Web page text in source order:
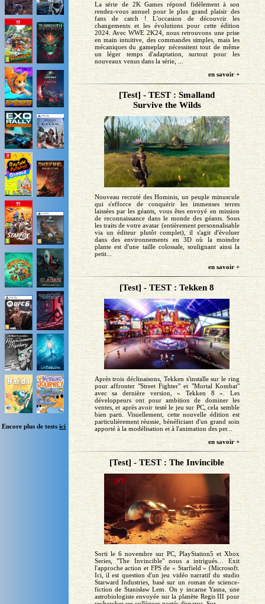
Encore plus de testsici
La série de 2K Games répond fidèlement à son
rendez-vous annuel pour le plus grand plaisir des
fans de catch ! L'occasion de découvrir les
changements et les évolutions pour cette édition
2024. Avec WWE 2K24, nous retrouvons une prise
en main intuitive, des commandes simples, mais les
mécaniques du gameplay nécessitent tout de même
un léger temps d'adaptation, surtout pour les
nouveaux venus dans la série, ...
en savoir +
[Test] - TEST : Smalland
Survive the Wilds
Nouveau recruté des Hominis, un peuple minuscule
qui s'efforce de conquérir les immenses terres
laissées par les géants, vous êtes envoyé en mission
de reconnaissance dans le monde des géants. Sous
les traits de votre avatar (entièrement personnalisable
via un éditeur plutôt complet), il s'agit d'évoluer
dans des environnements en 3D où la moindre
plante est d'une taille colossale, soulignant ainsi la
petit...
en savoir +
[Test] - TEST : Tekken 8
Après trois déclinaisons, Tekken s'installe sur le ring
pour affronter "Street Fighter" et "Mortal Kombat"
avec sa dernière version, « Tekken 8 ». Les
développeurs ont pour ambition de dominer les
ventes, et après avoir testé le jeu sur PC, cela semble
bien parti. Visuellement, cette nouvelle édition est
particulièrement réussie, bénéficiant d'un grand soin
apporté à la modélisation et à l'animation des per...
en savoir +
[Test] - TEST : The Invincible
Sorti le 6 novembre sur PC, PlayStation5 et Xbox
Series, "The Invincible" nous a intrigués… Exit
l'approche action et FPS de « Starfield » (Microsoft.
Ici, il est question d'un jeu vidéo narratif du studio
Starward Industries, basé sur un roman de science-
fiction de Stanisław Lem. On y incarne Yasna, une
astrobiologiste envoyée sur la planète Regis III pour